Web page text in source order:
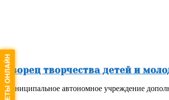
Дворец творчества детей и
Муниципальное автономное учреждение